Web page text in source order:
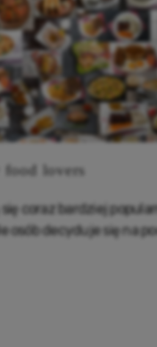
lovers
coraz bardziej
osób decyduje się na